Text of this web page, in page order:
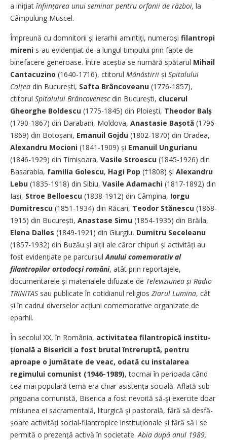
a inițiat înființarea unui seminar pentru orfanii de război, la
Câmpulung Muscel.
Împreună cu domnitorii și ierarhii amintiți, numeroși filantropi
mireni s-au evidențiat de-a lungul timpului prin fapte de
binefacere generoase. Între aceștia se numără spătarul Mihail ­
Cantacuzino (1640-1716), ctitorul Mănăstirii și Spitalului
Colțea din București, Safta Brâncoveanu (1776-1857),
ctitorul Spitalului Brâncovenescdin București, ­ clucerul
Gheorghe Boldescu (1775-1845) din Ploiești, Theodor Balș
(1790-1867) din Darabani, Moldova, Anastasie Bașotă (1796-
1869) din Botoșani, ­ Emanuil Gojdu (1802-1870) din Oradea,
Alexandru Mocioni (1841-1909) și Emanuil Ungurianu
(1846-1929) din Timișoara, Vasile Stroescu (1845-1926) din
Basarabia, familia Golescu, Hagi Pop (†1808) și Alexandru
Lebu (1835-1918) din Sibiu, ­ Vasile Adamachi (1817-1892) din
Iași, Stroe Belloescu (1838-1912) din Câmpina, Iorgu
Dumitrescu (1851-1934) din ­Răcari, Teodor Stănescu (1868-
1915) din București, Anastase Simu (1854-1935) din Brăila,
Elena Dalles (1849-1921) din Giurgiu, Dumitru Seceleanu
(1857-1932) din Buzău și alții ale căror chipuri și activități au
fost evidențiate pe parcursul Anului comemorativ al
filantropilor ortodocşi români, atât prin reportajele,
documentarele și materialele difuzate de Televiziunea și Radio
TRINITAS sau publicate în cotidianul religios Ziarul Lumina, cât
și în cadrul diverselor acțiuni comemorative organizate de
eparhii.
În secolul XX, în România, activitatea filantropică institu­
țională a Bisericii a fost brutal întreruptă, pentru
aproape o jumătate de veac, odată cu instalarea
regimului comunist (1946-1989), tocmai în perioada când
cea mai populară temă era chiar asistența socială. Aflată sub
prigoana comunistă, Biserica a fost nevoită să-şi exercite doar
misiunea ei sacramentală, liturgică şi pastorală, fără să desfă­
șoare activități social-filantropice insti­tuționale și fără să i se
permită o prezență activă în societate. Abia după anul 1989,